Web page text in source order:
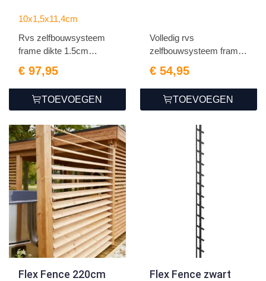
10x1,5x11,4cm
Rvs zelfbouwsysteem
frame dikte 1.5cm
€ 97,95
TOEVOEGEN
Volledig rvs
zelfbouwsysteem frame
€ 54,95
TOEVOEGEN
Flex Fence 220cm
Flex Fence zwart